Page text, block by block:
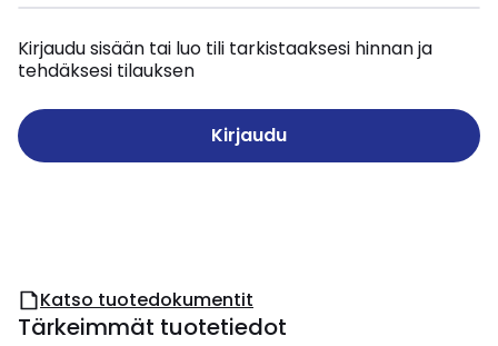
Kirjaudu sisään tai luo tili tarkistaaksesi hinnan ja
tehdäksesi tilauksen
Kirjaudu
Katso tuotedokumentit
Tärkeimmät tuotetiedot